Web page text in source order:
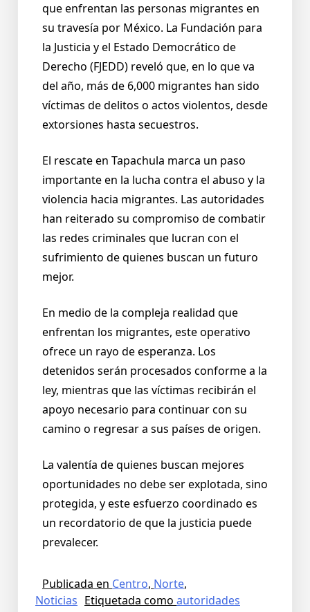
que enfrentan las personas migrantes en
su travesía por México. La Fundación para
la Justicia y el Estado Democrático de
Derecho (FJEDD) reveló que, en lo que va
del año, más de 6,000 migrantes han sido
víctimas de delitos o actos violentos, desde
extorsiones hasta secuestros.
El rescate en Tapachula marca un paso
importante en la lucha contra el abuso y la
violencia hacia migrantes. Las autoridades
han reiterado su compromiso de combatir
las redes criminales que lucran con el
sufrimiento de quienes buscan un futuro
mejor.
En medio de la compleja realidad que
enfrentan los migrantes, este operativo
ofrece un rayo de esperanza. Los
detenidos serán procesados conforme a la
ley, mientras que las víctimas recibirán el
apoyo necesario para continuar con su
camino o regresar a sus países de origen.
La valentía de quienes buscan mejores
oportunidades no debe ser explotada, sino
protegida, y este esfuerzo coordinado es
un recordatorio de que la justicia puede
prevalecer.
Publicada en Centro, Norte,
Noticias Etiquetada como autoridades